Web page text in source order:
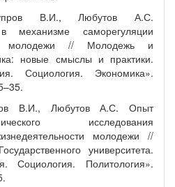
В.И., Любутов А.С.
механизме саморегуляции
молодежи // Молодежь и
новые смыслы и практики.
Социология. Экономика».
В.И., Любутов А.С. Опыт
исследования
молодежи //
университета.
Социология. Политология».